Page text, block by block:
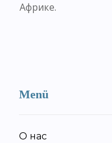
Африке.
Menü
О нас